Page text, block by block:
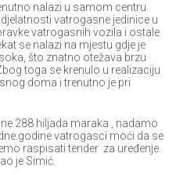
nalazi u samom centru
vatrogasne jedinice u
vatrogasnih vozila i ostale
se nalazi na mjestu gdje je
što znatno otežava brzu
toga se krenulo u realizaciju
doma i trenutno je pri
288 hiljada maraka , nadamo
godine vatrogasci moći da se
raspisati tender za uređenje
je Simić.